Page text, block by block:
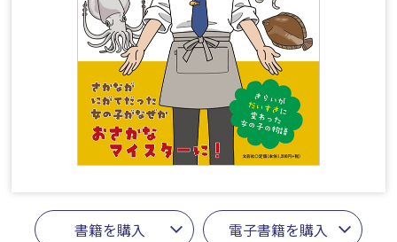
書籍を購入 電子書籍を購入